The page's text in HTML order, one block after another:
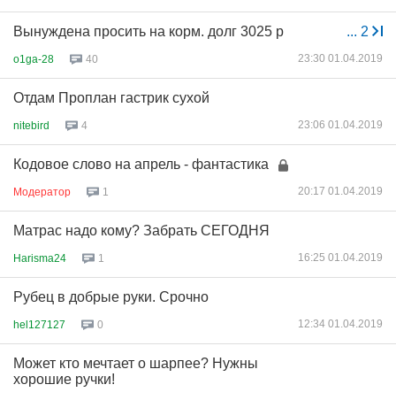
... 2
Вынуждена просить на корм. долг 3025 р
o1ga-28 40 23:30 01.04.2019
Отдам Проплан гастрик сухой
nitebird 4 23:06 01.04.2019
Кодовое слово на апрель - фантастика
Модератор 1 20:17 01.04.2019
Матрас надо кому? Забрать СЕГОДНЯ
Harisma24 1 16:25 01.04.2019
Рубец в добрые руки. Срочно
hel127127 0 12:34 01.04.2019
Может кто мечтает о шарпее? Нужны
хорошие ручки!